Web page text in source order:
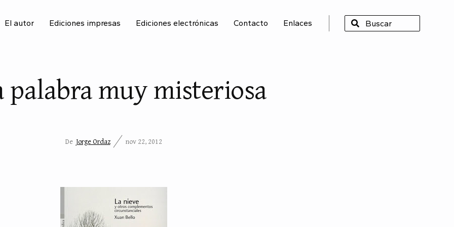
El autor Ediciones impresas Ediciones electrónicas Contacto Enlaces
BUSCAR
palabra muy misteriosa
De Jorge Ordaz nov 22, 2012